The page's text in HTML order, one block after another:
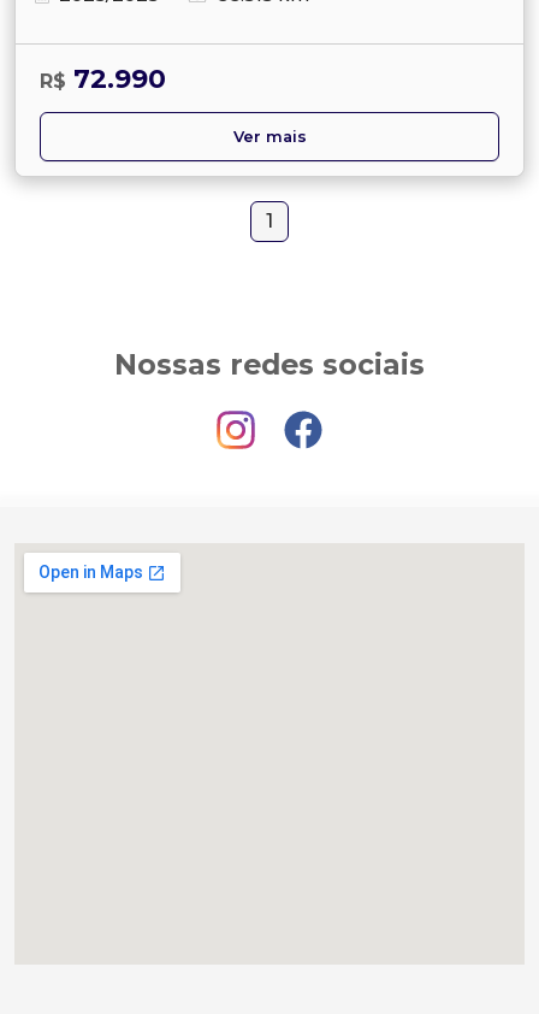
R$ 72.990
Ver mais
1
Nossas redes sociais